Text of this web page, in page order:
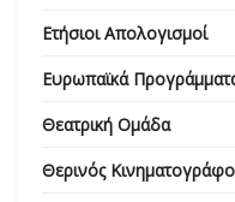
Ετήσιοι Απολογισμοί
Ευρωπαϊκά
Θεατρική Ομάδα
Θερινός